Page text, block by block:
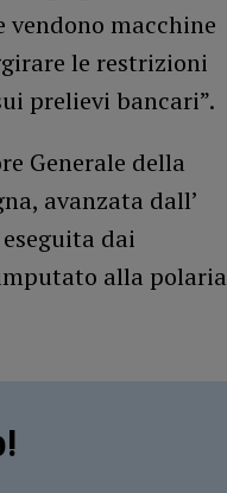
macchine
le restrizioni
prelievi bancari”.
Generale della
avanzata dall’
dai
alla polaria